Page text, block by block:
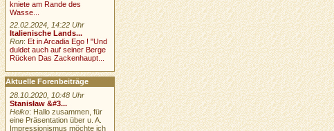
kniete am Rande des
Wasse...
22.02.2024, 14:22 Uhr
Italienische Lands...
Ron:Et in Arcadia Ego ! "Und
duldet auch auf seiner Berge
Rücken Das Zackenhaupt...
Aktuelle Forenbeiträge
28.10.2020, 10:48 Uhr
Stanisław &#3...
Heiko: Hallo zusammen, für
eine Präsentation über u. A.
Impressionismus möchte ich